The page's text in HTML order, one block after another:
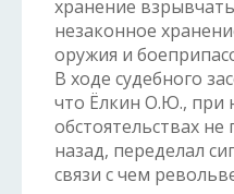
хранение
незаконное
оружия и
В ходе судебного
что Ёлкин О.Ю., при
обстоятельствах не
назад, переделал
связи с чем